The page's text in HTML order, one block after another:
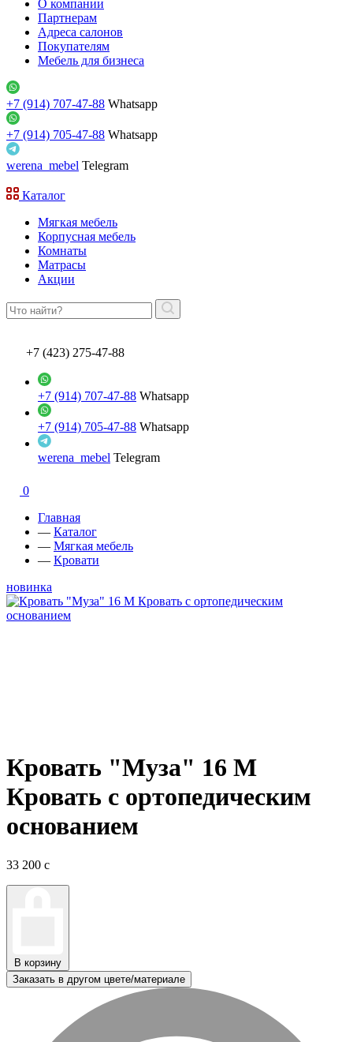
О компании
Партнерам
Адреса салонов
Покупателям
Мебель для бизнеса
+7 (914) 707-47-88 Whatsapp
+7 (914) 705-47-88 Whatsapp
werena_mebel Telegram
Каталог
Мягкая мебель
Корпусная мебель
Комнаты
Матрасы
Акции
+7 (423) 275-47-88
+7 (914) 707-47-88 Whatsapp
+7 (914) 705-47-88 Whatsapp
werena_mebel Telegram
0
Главная
— Каталог
— Мягкая мебель
— Кровати
новинка
Кровать "Муза" 16 М
Кровать с ортопедическим
основанием
33 200 c
В корзину
Заказать в другом цвете/материале